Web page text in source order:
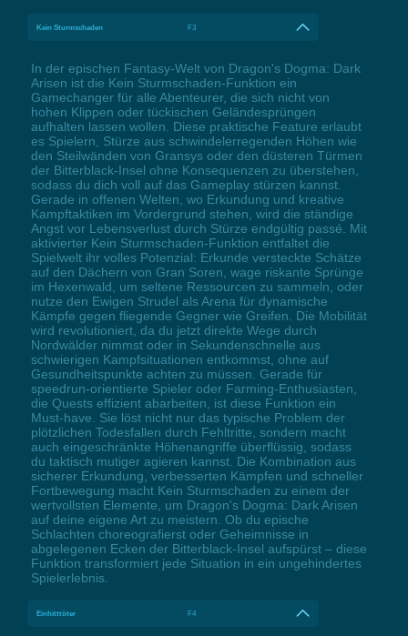
Kein Sturmschaden F3
In der epischen Fantasy-Welt von Dragon's Dogma: Dark
Arisen ist die Kein Sturmschaden-Funktion ein
Gamechanger für alle Abenteurer, die sich nicht von
hohen Klippen oder tückischen Geländesprüngen
aufhalten lassen wollen. Diese praktische Feature erlaubt
es Spielern, Stürze aus schwindelerregenden Höhen wie
den Steilwänden von Gransys oder den düsteren Türmen
der Bitterblack-Insel ohne Konsequenzen zu überstehen,
sodass du dich voll auf das Gameplay stürzen kannst.
Gerade in offenen Welten, wo Erkundung und kreative
Kampftaktiken im Vordergrund stehen, wird die ständige
Angst vor Lebensverlust durch Stürze endgültig passé. Mit
aktivierter Kein Sturmschaden-Funktion entfaltet die
Spielwelt ihr volles Potenzial: Erkunde versteckte Schätze
auf den Dächern von Gran Soren, wage riskante Sprünge
im Hexenwald, um seltene Ressourcen zu sammeln, oder
nutze den Ewigen Strudel als Arena für dynamische
Kämpfe gegen fliegende Gegner wie Greifen. Die Mobilität
wird revolutioniert, da du jetzt direkte Wege durch
Nordwälder nimmst oder in Sekundenschnelle aus
schwierigen Kampfsituationen entkommst, ohne auf
Gesundheitspunkte achten zu müssen. Gerade für
speedrun-orientierte Spieler oder Farming-Enthusiasten,
die Quests effizient abarbeiten, ist diese Funktion ein
Must-have. Sie löst nicht nur das typische Problem der
plötzlichen Todesfallen durch Fehltritte, sondern macht
auch eingeschränkte Höhenangriffe überflüssig, sodass
du taktisch mutiger agieren kannst. Die Kombination aus
sicherer Erkundung, verbesserten Kämpfen und schneller
Fortbewegung macht Kein Sturmschaden zu einem der
wertvollsten Elemente, um Dragon's Dogma: Dark Arisen
auf deine eigene Art zu meistern. Ob du epische
Schlachten choreografierst oder Geheimnisse in
abgelegenen Ecken der Bitterblack-Insel aufspürst – diese
Funktion transformiert jede Situation in ein ungehindertes
Spielerlebnis.
Einhitttöter F4